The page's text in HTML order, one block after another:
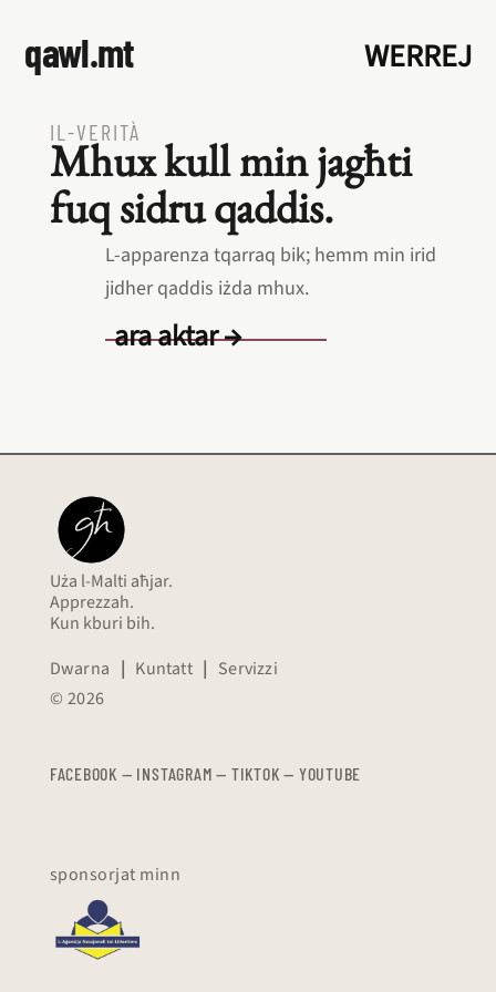
qawl.mt WERREJ
IL‑VERITÀ
Mhux kull min jagħti
fuq sidru qaddis.
L‑apparenza tqarraq bik; hemm min irid
jidher qaddis iżda mhux.
ara aktar →
Uża l-Malti aħjar.
Apprezzah.
Kun kburi bih.
Dwarna | Kuntatt | Servizzi
© 2026
FACEBOOK — INSTAGRAM — TIKTOK — YOUTUBE
sponsorjat minn